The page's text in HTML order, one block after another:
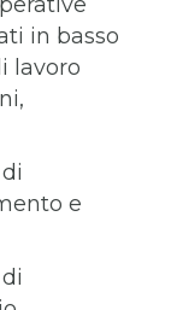
in basso
lavoro
e